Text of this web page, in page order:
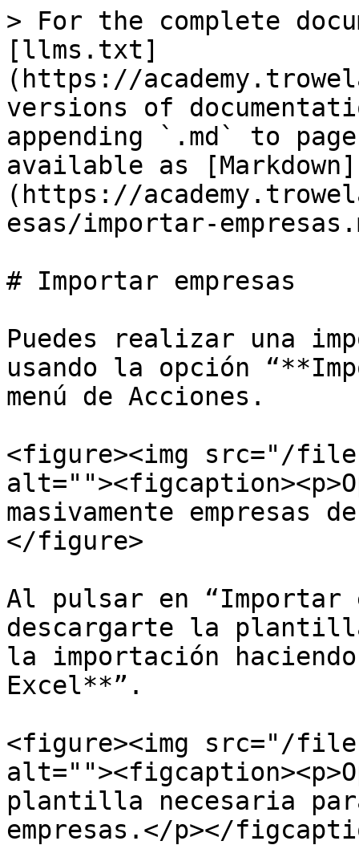
> For the complete
[llms.txt]
(https://
versions of
appending `.md` to
available as [Markdown]
(https://
esas/importar-
# Importar empresas
Puedes realizar una
usando la opción
menú de Acciones.
<figure><img src="/files/
masivamente empresas
</figure>
Al pulsar en “Importar
descargarte la
la importación
Excel**”.
<figure><img src="/files/
plantilla necesaria
empresas.</p></